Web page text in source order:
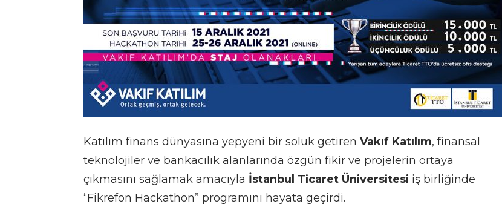
Katılım finans dünyasına yepyeni bir soluk getiren Vakıf Katılım, finansal
teknolojiler ve bankacılık alanlarında özgün fikir ve projelerin ortaya
çıkmasını sağlamak amacıyla İstanbul Ticaret Üniversitesi iş birliğinde
“Fikrefon Hackathon” programını hayata geçirdi.